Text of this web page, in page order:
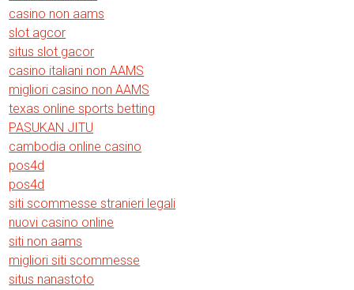
casino non aams
slot agcor
situs slot gacor
casino italiani non AAMS
migliori casino non AAMS
texas online sports betting
PASUKAN JITU
cambodia online casino
pos4d
pos4d
siti scommesse stranieri legali
nuovi casino online
siti non aams
migliori siti scommesse
situs nanastoto